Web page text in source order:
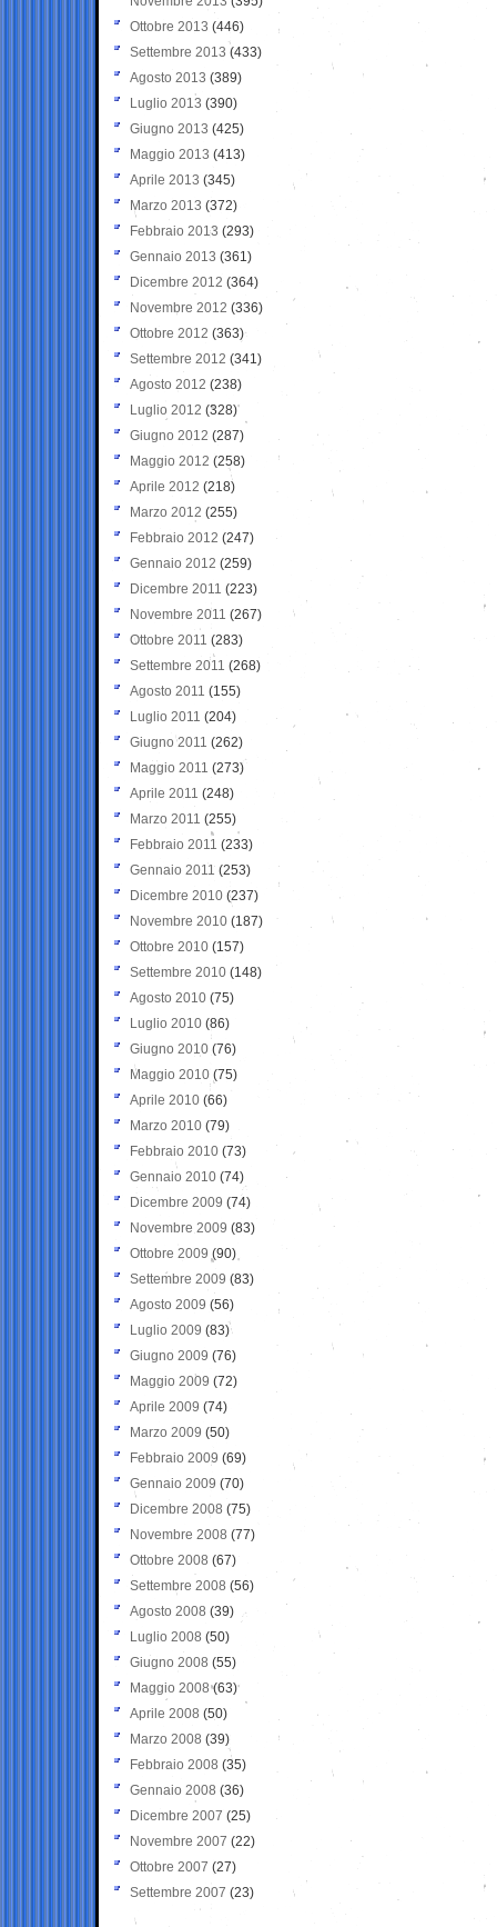
Ottobre 2013 (446)
Settembre 2013 (433)
Agosto 2013 (389)
Luglio 2013 (390)
Giugno 2013 (425)
Maggio 2013 (413)
Aprile 2013 (345)
Marzo 2013 (372)
Febbraio 2013 (293)
Gennaio 2013 (361)
Dicembre 2012 (364)
Novembre 2012 (336)
Ottobre 2012 (363)
Settembre 2012 (341)
Agosto 2012 (238)
Luglio 2012 (328)
Giugno 2012 (287)
Maggio 2012 (258)
Aprile 2012 (218)
Marzo 2012 (255)
Febbraio 2012 (247)
Gennaio 2012 (259)
Dicembre 2011 (223)
Novembre 2011 (267)
Ottobre 2011 (283)
Settembre 2011 (268)
Agosto 2011 (155)
Luglio 2011 (204)
Giugno 2011 (262)
Maggio 2011 (273)
Aprile 2011 (248)
Marzo 2011 (255)
Febbraio 2011 (233)
Gennaio 2011 (253)
Dicembre 2010 (237)
Novembre 2010 (187)
Ottobre 2010 (157)
Settembre 2010 (148)
Agosto 2010 (75)
Luglio 2010 (86)
Giugno 2010 (76)
Maggio 2010 (75)
Aprile 2010 (66)
Marzo 2010 (79)
Febbraio 2010 (73)
Gennaio 2010 (74)
Dicembre 2009 (74)
Novembre 2009 (83)
Ottobre 2009 (90)
Settembre 2009 (83)
Agosto 2009 (56)
Luglio 2009 (83)
Giugno 2009 (76)
Maggio 2009 (72)
Aprile 2009 (74)
Marzo 2009 (50)
Febbraio 2009 (69)
Gennaio 2009 (70)
Dicembre 2008 (75)
Novembre 2008 (77)
Ottobre 2008 (67)
Settembre 2008 (56)
Agosto 2008 (39)
Luglio 2008 (50)
Giugno 2008 (55)
Maggio 2008(63)
Aprile 2008 (50)
Marzo 2008 (39)
Febbraio 2008 (35)
Gennaio 2008 (36)
Dicembre 2007 (25)
Novembre 2007 (22)
Ottobre 2007 (27)
Settembre 2007 (23)